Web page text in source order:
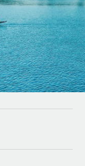
Abläufe
Team
Teams zu
in deine